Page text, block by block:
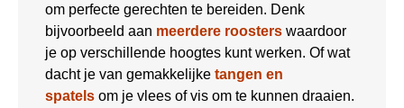
om perfecte gerechten te bereiden. Denk
bijvoorbeeld aan meerdere roosters waardoor
je op verschillende hoogtes kunt werken. Of wat
dacht je van gemakkelijke tangen en
spatels om je vlees of vis om te kunnen draaien.